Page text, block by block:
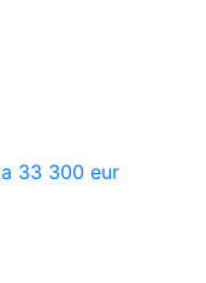
33 300 eur